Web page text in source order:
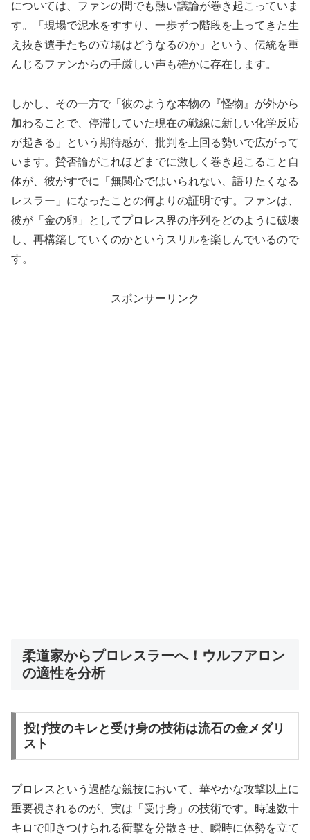
については、ファンの間でも熱い議論が巻き起こっていま
す。「現場で泥水をすすり、一歩ずつ階段を上ってきた生
え抜き選手たちの立場はどうなるのか」という、伝統を重
んじるファンからの手厳しい声も確かに存在します。
しかし、その一方で「彼のような本物の『怪物』が外から
加わることで、停滞していた現在の戦線に新しい化学反応
が起きる」という期待感が、批判を上回る勢いで広がって
います。賛否論がこれほどまでに激しく巻き起こること自
体が、彼がすでに「無関心ではいられない、語りたくなる
レスラー」になったことの何よりの証明です。ファンは、
彼が「金の卵」としてプロレス界の序列をどのように破壊
し、再構築していくのかというスリルを楽しんでいるので
す。
スポンサーリンク
柔道家からプロレスラーへ！ウルフアロン
の適性を分析
投げ技のキレと受け身の技術は流石の金メダリ
スト
プロレスという過酷な競技において、華やかな攻撃以上に
重要視されるのが、実は「受け身」の技術です。時速数十
キロで叩きつけられる衝撃を分散させ、瞬時に体勢を立て